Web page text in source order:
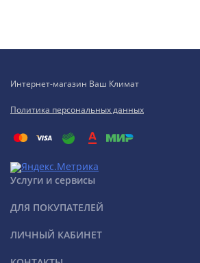
Интернет-магазин Ваш Климат
Политика персональных данных
Услуги и сервисы
ДЛЯ ПОКУПАТЕЛЕЙ
ЛИЧНЫЙ КАБИНЕТ